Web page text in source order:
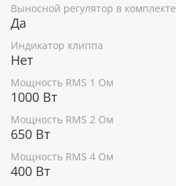
Выносной регулятор в комплекте
Да
Индикатор клиппа
Нет
Мощность RMS 1 Ом
1000 Вт
Мощность RMS 2 Ом
650 Вт
Мощность RMS 4 Ом
400 Вт